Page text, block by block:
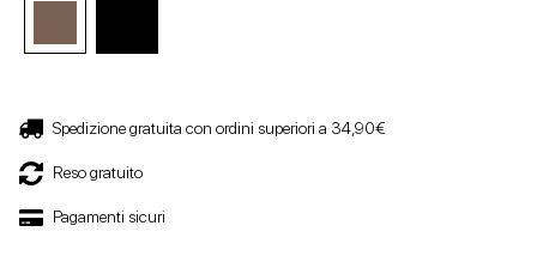
Spedizione gratuita con ordini superiori a 34,90€
Reso gratuito
Pagamenti sicuri